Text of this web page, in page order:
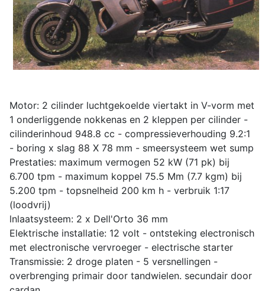
Motor: 2 cilinder luchtgekoelde viertakt in V-vorm met
1 onderliggende nokkenas en 2 kleppen per cilinder -
cilinderinhoud 948.8 cc - compressieverhouding 9.2:1
- boring x slag 88 X 78 mm - smeersysteem wet sump
Prestaties: maximum vermogen 52 kW (71 pk) bij
6.700 tpm - maximum koppel 75.5 Mm (7.7 kgm) bij
5.200 tpm - topsnelheid 200 km h - verbruik 1:17
(loodvrij)
lnlaatsysteem: 2 x Dell'Orto 36 mm
Elektrische installatie: 12 volt - ontsteking electronisch
met electronische vervroeger - electrische starter
Transmissie: 2 droge platen - 5 versnellingen -
overbrenging primair door tandwielen. secundair door